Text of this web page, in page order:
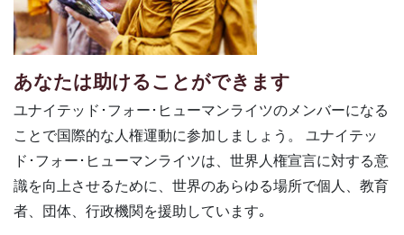
あなたは助けることができます
ユナイテッド･フォー･ヒューマンライツのメンバーになる
ことで国際的な人権運動に参加しましょう。 ユナイテッ
ド･フォー･ヒューマンライツは、世界人権宣言に対する意
識を向上させるために、世界のあらゆる場所で個人、教育
者、団体、行政機関を援助しています｡